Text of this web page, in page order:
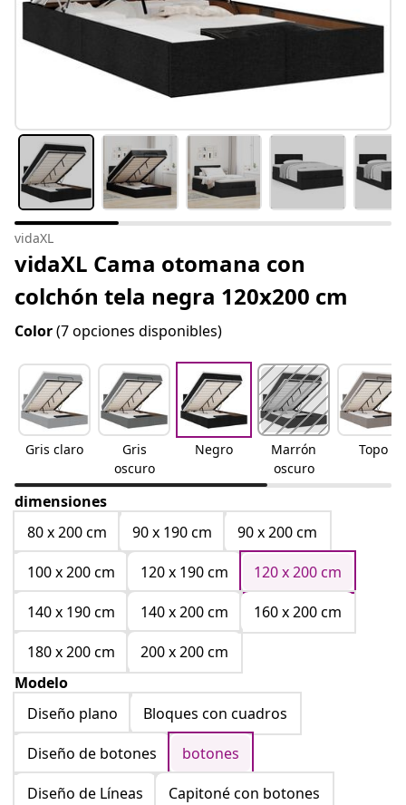
vidaXL
vidaXL Cama otomana con
colchón tela negra 120x200 cm
Color(7 opciones disponibles)
Gris claro
Gris
oscuro
Negro
Marrón
oscuro
Topo
dimensiones
80 x 200 cm
90 x 190 cm
90 x 200 cm
100 x 200 cm
120 x 190 cm
120 x 200 cm
140 x 190 cm
140 x 200 cm
160 x 200 cm
180 x 200 cm
200 x 200 cm
Modelo
Diseño plano
Bloques con cuadros
Diseño de botones
botones
Diseño de Líneas
Capitoné con botones